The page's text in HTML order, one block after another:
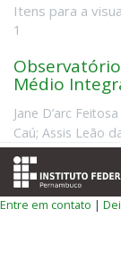
Itens para a
1
Médio
Jane D’arc
Caú; Assis Leão
Entre em contato |